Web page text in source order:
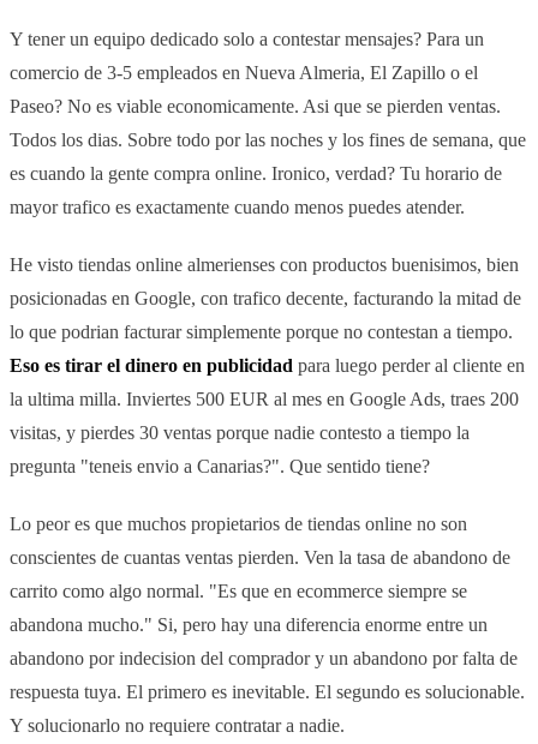
Y tener un equipo dedicado solo a contestar mensajes? Para un
comercio de 3-5 empleados en Nueva Almeria, El Zapillo o el
Paseo? No es viable economicamente. Asi que se pierden ventas.
Todos los dias. Sobre todo por las noches y los fines de semana, que
es cuando la gente compra online. Ironico, verdad? Tu horario de
mayor trafico es exactamente cuando menos puedes atender.
He visto tiendas online almerienses con productos buenisimos, bien
posicionadas en Google, con trafico decente, facturando la mitad de
lo que podrian facturar simplemente porque no contestan a tiempo.
Eso es tirar el dinero en publicidad para luego perder al cliente en
la ultima milla. Inviertes 500 EUR al mes en Google Ads, traes 200
visitas, y pierdes 30 ventas porque nadie contesto a tiempo la
pregunta "teneis envio a Canarias?". Que sentido tiene?
Lo peor es que muchos propietarios de tiendas online no son
conscientes de cuantas ventas pierden. Ven la tasa de abandono de
carrito como algo normal. "Es que en ecommerce siempre se
abandona mucho." Si, pero hay una diferencia enorme entre un
abandono por indecision del comprador y un abandono por falta de
respuesta tuya. El primero es inevitable. El segundo es solucionable.
Y solucionarlo no requiere contratar a nadie.